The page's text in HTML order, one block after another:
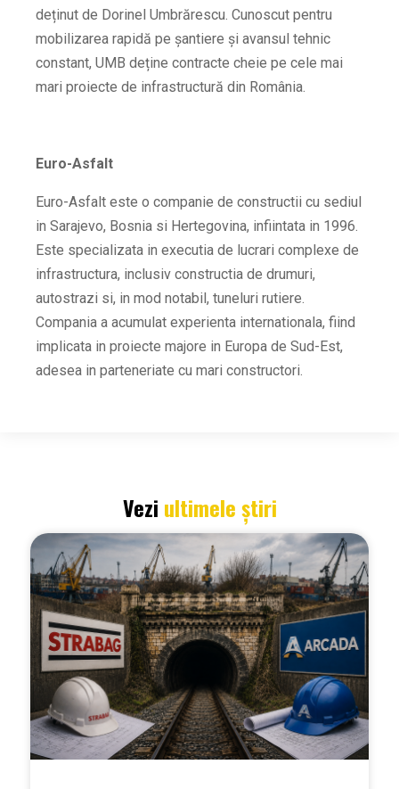
deținut de Dorinel Umbrărescu. Cunoscut pentru
mobilizarea rapidă pe șantiere și avansul tehnic
constant, UMB deține contracte cheie pe cele mai
mari proiecte de infrastructură din România.
Euro-Asfalt
Euro-Asfalt este o companie de constructii cu sediul
in Sarajevo, Bosnia si Hertegovina, infiintata in 1996.
Este specializata in executia de lucrari complexe de
infrastructura, inclusiv constructia de drumuri,
autostrazi si, in mod notabil, tuneluri rutiere.
Compania a acumulat experienta internationala, fiind
implicata in proiecte majore in Europa de Sud-Est,
adesea in parteneriate cu mari constructori.
Vezi ultimele știri